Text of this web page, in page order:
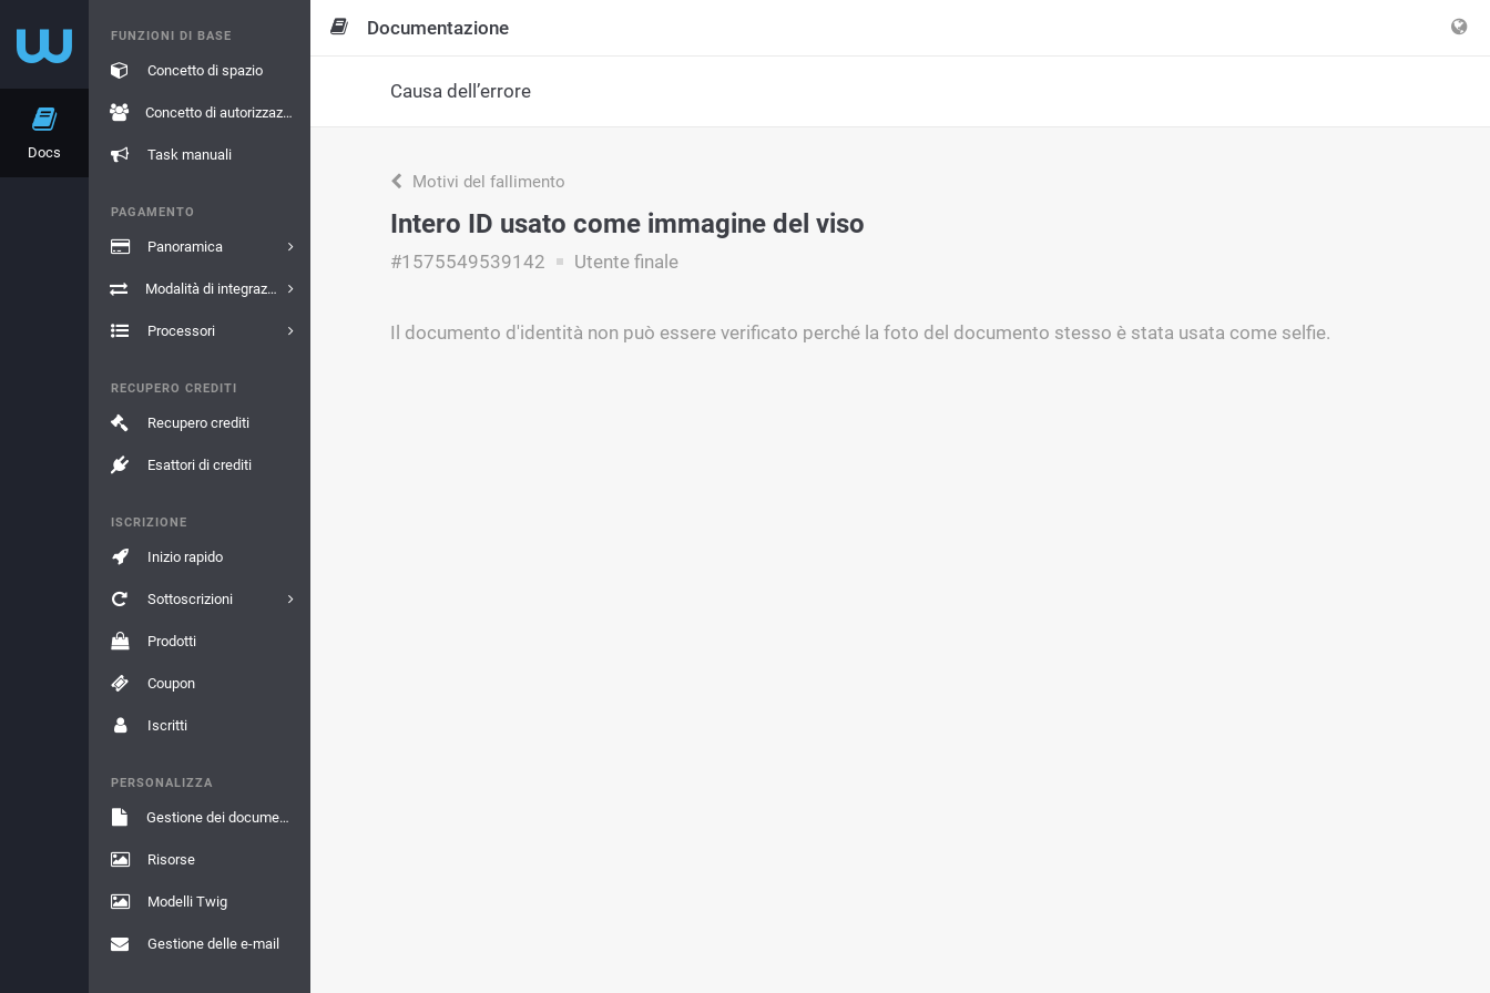
Docs
FUNZIONI DI BASE
Concetto di spazio
Concetto di autorizzazione
Task manuali
PAGAMENTO
Panoramica
Modalità di integrazione
Processori
RECUPERO CREDITI
Recupero crediti
Esattori di crediti
ISCRIZIONE
Inizio rapido
Sottoscrizioni
Prodotti
Coupon
Iscritti
PERSONALIZZA
Gestione dei documenti
Risorse
Modelli Twig
Gestione delle e-mail
Documentazione
Causa dell’errore
Motivi del fallimento
Intero ID usato come immagine del viso
#1575549539142 Utente finale
Il documento d'identità non può essere verificato perché la foto del documento stesso è stata usata come selfie.